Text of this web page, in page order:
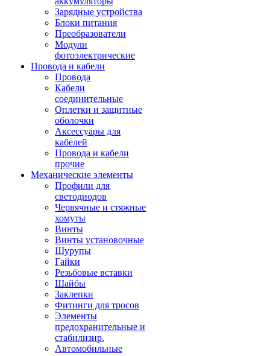
Зарядные устройства
Блоки питания
Преобразователи
Модули
фотоэлектрические
Провода и кабели
Провода
Кабели
соединительные
Оплетки и защитные
оболочки
Аксессуары для
кабелей
Провода и кабели
прочие
Механические элементы
Профили для
светодиодов
Червячные и стяжные
хомуты
Винты
Винты установочные
Шурупы
Гайки
Резьбовые вставки
Шайбы
Заклепки
Фитинги для тросов
Элементы
предохранительные и
стабилизир.
Автомобильные